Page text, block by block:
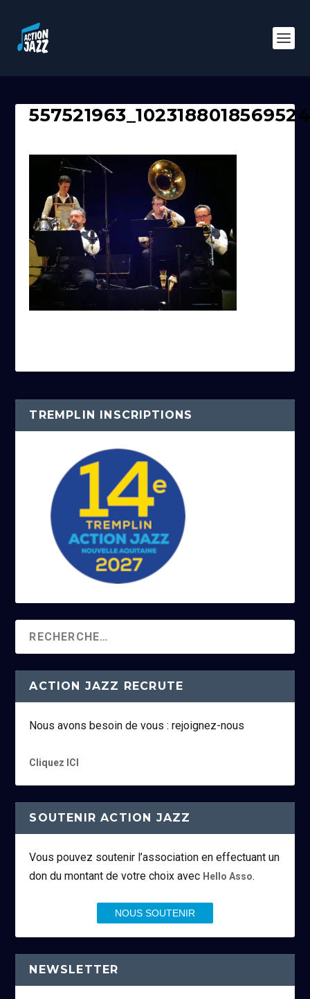
TREMPLIN INSCRIPTIONS
ACTION JAZZ RECRUTE
Nous avons besoin de vous : rejoignez-nous
Cliquez ICI
SOUTENIR ACTION JAZZ
Vous pouvez soutenir l’association en effectuant un
don du montant de votre choix avec Hello Asso.
NOUS SOUTENIR
NEWSLETTER